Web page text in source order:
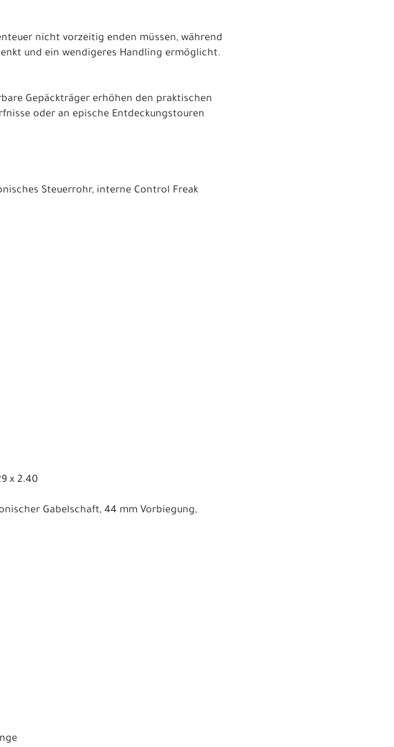
nicht vorzeitig enden müssen, während
und ein wendigeres Handling ermöglicht.
Gepäckträger erhöhen den praktischen
oder an epische Entdeckungstouren
Steuerrohr, interne Control Freak
x 2.40
Gabelschaft, 44 mm Vorbiegung,